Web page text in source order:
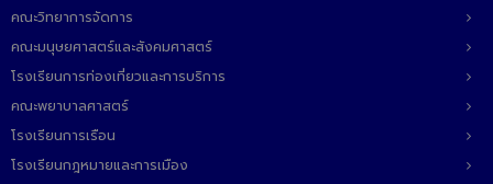
คณะวิทยาการจัดการ
คณะมนุษยศาสตร์และสังคมศาสตร์
โรงเรียนการท่องเที่ยวและการบริการ
คณะพยาบาลศาสตร์
โรงเรียนการเรือน
โรงเรียนกฎหมายและการเมือง